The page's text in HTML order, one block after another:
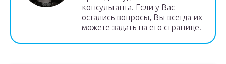
консультанта. Если у Вас
остались вопросы, Вы всегда их
можете задать на его странице.